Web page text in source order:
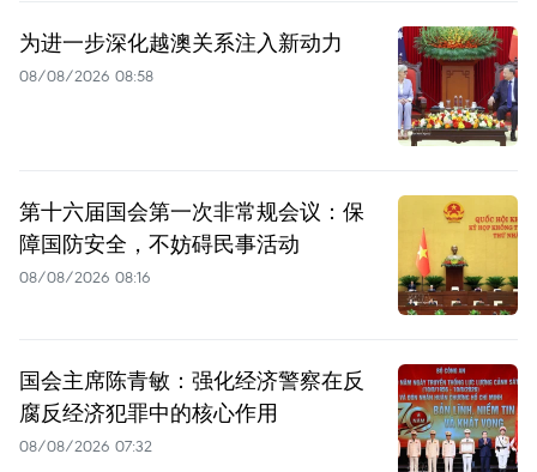
为进一步深化越澳关系注入新动力
08/08/2026 08:58
第十六届国会第一次非常规会议：保
障国防安全，不妨碍民事活动
08/08/2026 08:16
国会主席陈青敏：强化经济警察在反
腐反经济犯罪中的核心作用
08/08/2026 07:32